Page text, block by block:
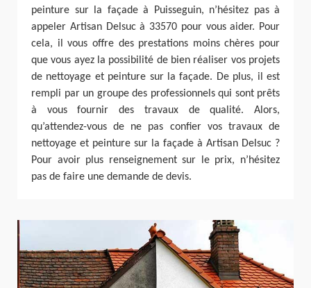
peinture sur la façade à Puisseguin, n’hésitez pas à
appeler Artisan Delsuc à 33570 pour vous aider. Pour
cela, il vous offre des prestations moins chères pour
que vous ayez la possibilité de bien réaliser vos projets
de nettoyage et peinture sur la façade. De plus, il est
rempli par un groupe des professionnels qui sont prêts
à vous fournir des travaux de qualité. Alors,
qu’attendez-vous de ne pas confier vos travaux de
nettoyage et peinture sur la façade à Artisan Delsuc ?
Pour avoir plus renseignement sur le prix, n’hésitez
pas de faire une demande de devis.